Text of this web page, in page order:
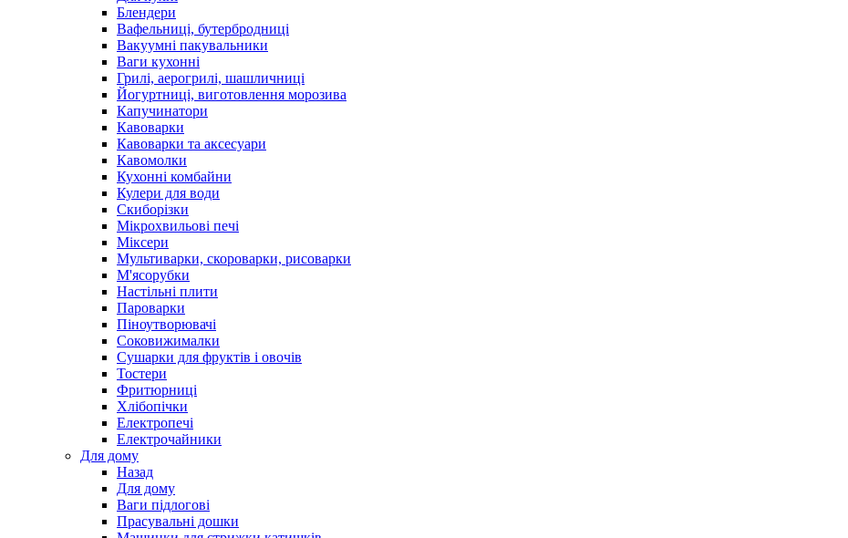
Блендери
Вафельниці, бутербродниці
Вакуумні пакувальники
Ваги кухонні
Грилі, аерогрилі, шашличниці
Йогуртниці, виготовлення морозива
Капучинатори
Кавоварки
Кавоварки та аксесуари
Кавомолки
Кухонні комбайни
Кулери для води
Скиборізки
Мікрохвильові печі
Міксери
Мультиварки, скороварки, рисоварки
М'ясорубки
Настільні плити
Пароварки
Піноутворювачі
Соковижималки
Сушарки для фруктів і овочів
Тостери
Фритюрниці
Хлібопічки
Електропечі
Електрочайники
Для дому
Назад
Для дому
Ваги підлогові
Прасувальні дошки